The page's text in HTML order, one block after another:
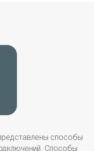
способы
Способы